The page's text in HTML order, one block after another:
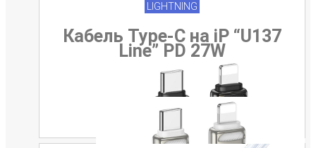
LIGHTNING
Кабель Type-C на iP “U137
Line” PD 27W